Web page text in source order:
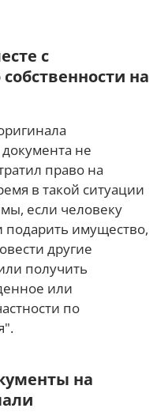
с
на
не
право на
в такой ситуации
если человеку
подарить имущество,
другие
получить
или
по
на